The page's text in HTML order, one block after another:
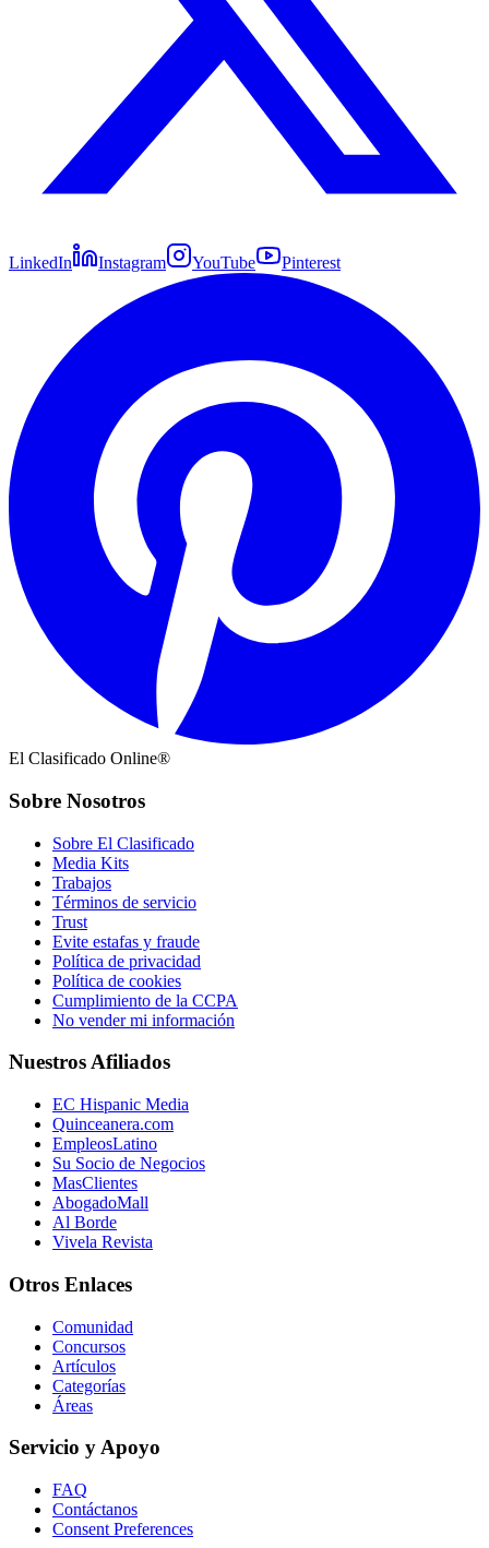
LinkedIn Instagram YouTube Pinterest
El Clasificado Online®
Sobre Nosotros
Sobre El Clasificado
Media Kits
Trabajos
Términos de servicio
Trust
Evite estafas y fraude
Política de privacidad
Política de cookies
Cumplimiento de la CCPA
No vender mi información
Nuestros Afiliados
EC Hispanic Media
Quinceanera.com
EmpleosLatino
Su Socio de Negocios
MasClientes
AbogadoMall
Al Borde
Vivela Revista
Otros Enlaces
Comunidad
Concursos
Artículos
Categorías
Áreas
Servicio y Apoyo
FAQ
Contáctanos
Consent Preferences